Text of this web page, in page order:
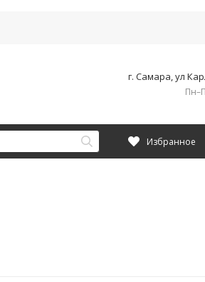
г. Самара, ул
Избранное